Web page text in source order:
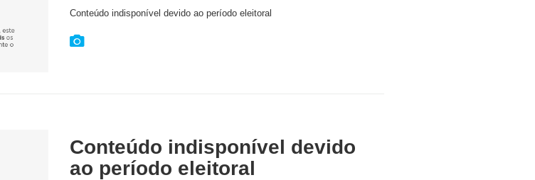
Conteúdo indisponível devido ao período eleitoral
Conteúdo indisponível devido
ao período eleitoral